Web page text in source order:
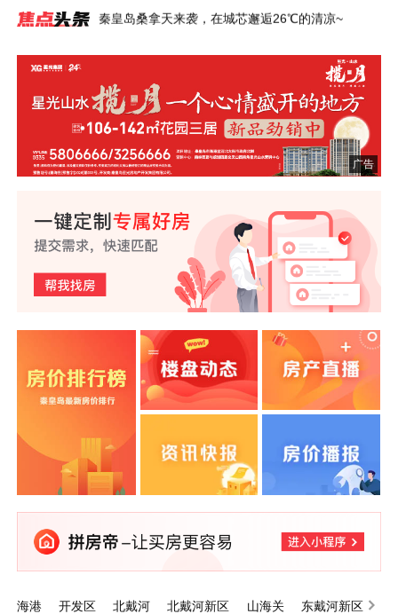
社区火了！
秦皇岛桑拿天来袭，在城芯邂逅26℃的清凉~
约入驻
广！
广告
海港 开发区 北戴河 北戴河新区 山海关
东戴河新区